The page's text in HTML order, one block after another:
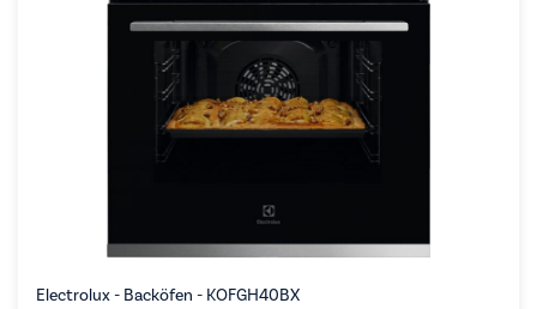
Electrolux - Backöfen - KOFGH40BX